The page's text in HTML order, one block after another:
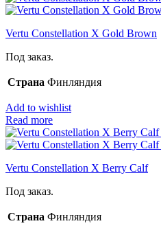
Vertu Constellation X Gold Brown
Под заказ.
Страна Финляндия
Add to wishlist
Read more
Vertu Constellation X Berry Calf
Под заказ.
Страна Финляндия